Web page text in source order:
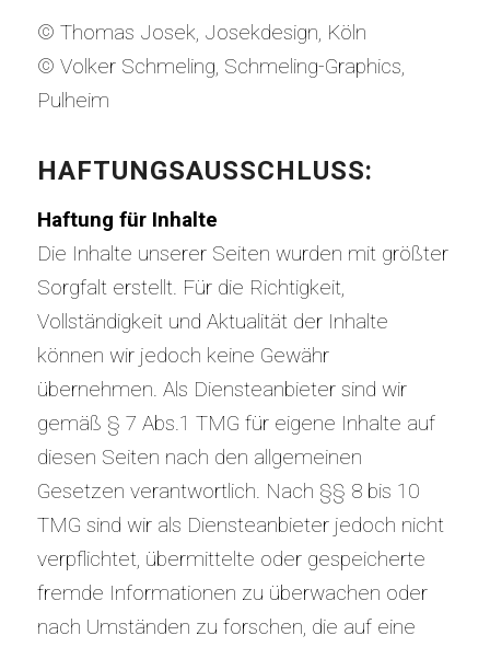
© Thomas Josek, Josekdesign, Köln
© Volker Schmeling, Schmeling-Graphics,
Pulheim
HAFTUNGSAUSSCHLUSS:
Haftung für Inhalte
Die Inhalte unserer Seiten wurden mit größter
Sorgfalt erstellt. Für die Richtigkeit,
Vollständigkeit und Aktualität der Inhalte
können wir jedoch keine Gewähr
übernehmen. Als Diensteanbieter sind wir
gemäß § 7 Abs.1 TMG für eigene Inhalte auf
diesen Seiten nach den allgemeinen
Gesetzen verantwortlich. Nach §§ 8 bis 10
TMG sind wir als Diensteanbieter jedoch nicht
verpflichtet, übermittelte oder gespeicherte
fremde Informationen zu überwachen oder
nach Umständen zu forschen, die auf eine